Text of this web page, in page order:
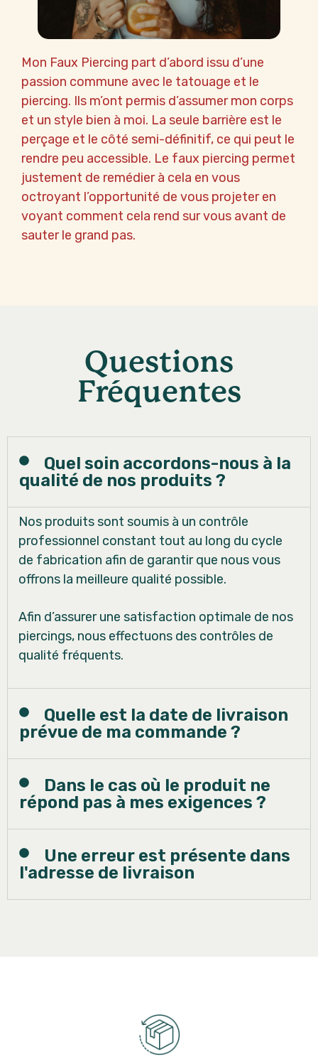
Mon Faux Piercing part d’abord issu d’une
passion commune avec le tatouage et le
piercing. Ils m’ont permis d’assumer mon corps
et un style bien à moi. La seule barrière est le
perçage et le côté semi-définitif, ce qui peut le
rendre peu accessible. Le faux piercing permet
justement de remédier à cela en vous
octroyant l’opportunité de vous projeter en
voyant comment cela rend sur vous avant de
sauter le grand pas.
Questions
Fréquentes
Quel soin accordons-nous à la
qualité de nos produits ?
Nos produits sont soumis à un contrôle
professionnel constant tout au long du cycle
de fabrication afin de garantir que nous vous
offrons la meilleure qualité possible.
Afin d’assurer une satisfaction optimale de nos
piercings, nous effectuons des contrôles de
qualité fréquents.
Quelle est la date de livraison
prévue de ma commande ?
Dans le cas où le produit ne
répond pas à mes exigences ?
Une erreur est présente dans
l'adresse de livraison